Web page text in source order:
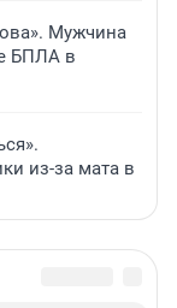
Мужчина
БПЛА в
из-за мата в